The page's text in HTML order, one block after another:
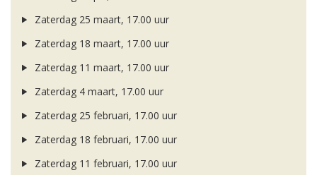
Zaterdag 25 maart, 17.00 uur
Zaterdag 18 maart, 17.00 uur
Zaterdag 11 maart, 17.00 uur
Zaterdag 4 maart, 17.00 uur
Zaterdag 25 februari, 17.00 uur
Zaterdag 18 februari, 17.00 uur
Zaterdag 11 februari, 17.00 uur